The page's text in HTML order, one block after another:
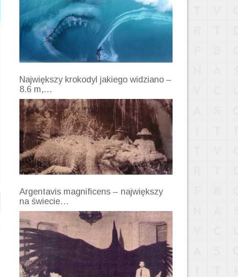
Największy krokodyl jakiego widziano –
8.6 m,…
Argentavis magnificens – największy
na świecie…